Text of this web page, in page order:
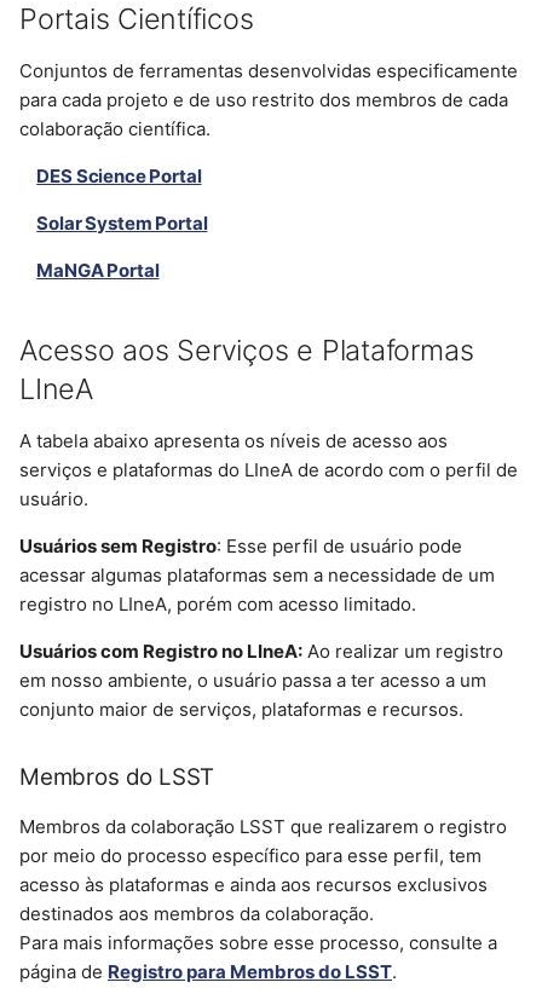
Portais Científicos
Conjuntos de ferramentas desenvolvidas especificamente
para cada projeto e de uso restrito dos membros de cada
colaboração científica.
DES Science Portal
Solar System Portal
MaNGA Portal
Acesso aos Serviços e Plataformas
LIneA
A tabela abaixo apresenta os níveis de acesso aos
serviços e plataformas do LIneA de acordo com o perfil de
usuário.
Usuários sem Registro: Esse perfil de usuário pode
acessar algumas plataformas sem a necessidade de um
registro no LIneA, porém com acesso limitado.
Usuários com Registro no LIneA: Ao realizar um registro
em nosso ambiente, o usuário passa a ter acesso a um
conjunto maior de serviços, plataformas e recursos.
Membros do LSST
Membros da colaboração LSST que realizarem o registro
por meio do processo específico para esse perfil, tem
acesso às plataformas e ainda aos recursos exclusivos
destinados aos membros da colaboração.
Para mais informações sobre esse processo, consulte a
página de Registro para Membros do LSST.